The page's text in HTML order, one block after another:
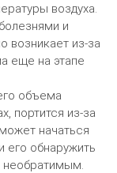
воздуха.
и
возникает из-за
еще на этапе
объема
портится из-за
начаться
его обнаружить
необратимым.